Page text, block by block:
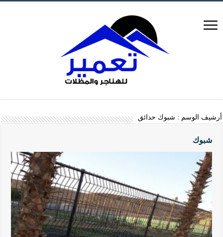
أرشيف الوسم : شبوك حدائق
شبوك